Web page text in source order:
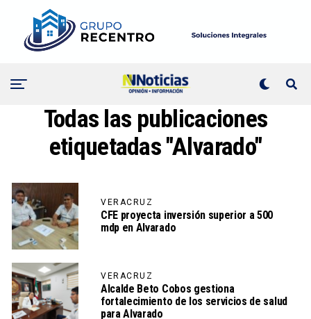
Todas las publicaciones
etiquetadas "Alvarado"
VERACRUZ
CFE proyecta inversión superior a 500
mdp en Alvarado
VERACRUZ
Alcalde Beto Cobos gestiona
fortalecimiento de los servicios de salud
para Alvarado